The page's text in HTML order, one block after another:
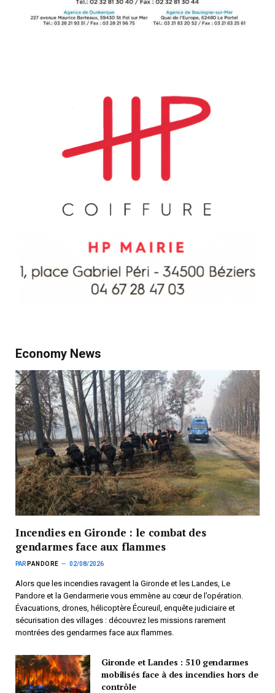
Economy News
Incendies en Gironde : le combat des
gendarmes face aux flammes
PAR PANDORE 02/08/2026
Alors que les incendies ravagent la Gironde et les Landes, Le
Pandore et la Gendarmerie vous emmène au cœur de l’opération.
Évacuations, drones, hélicoptère Écureuil, enquête judiciaire et
sécurisation des villages : découvrez les missions rarement
montrées des gendarmes face aux flammes.
Gironde et Landes : 510 gendarmes
mobilisés face à des incendies hors de
contrôle